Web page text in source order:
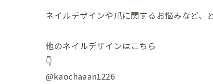
ネイルデザインや爪に関するお悩みなど
他のネイルデザインはこちら
👇
@kaochaaan1226